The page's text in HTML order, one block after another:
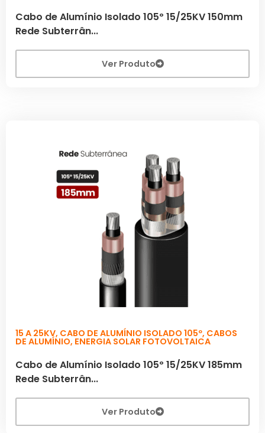
Cabo de Alumínio Isolado 105º 15/25KV 150mm
Rede Subterrân...
Ver Produto
15 A 25KV, CABO DE ALUMÍNIO ISOLADO 105º, CABOS
DE ALUMÍNIO, ENERGIA SOLAR FOTOVOLTAICA
Cabo de Alumínio Isolado 105º 15/25KV 185mm
Rede Subterrân...
Ver Produto